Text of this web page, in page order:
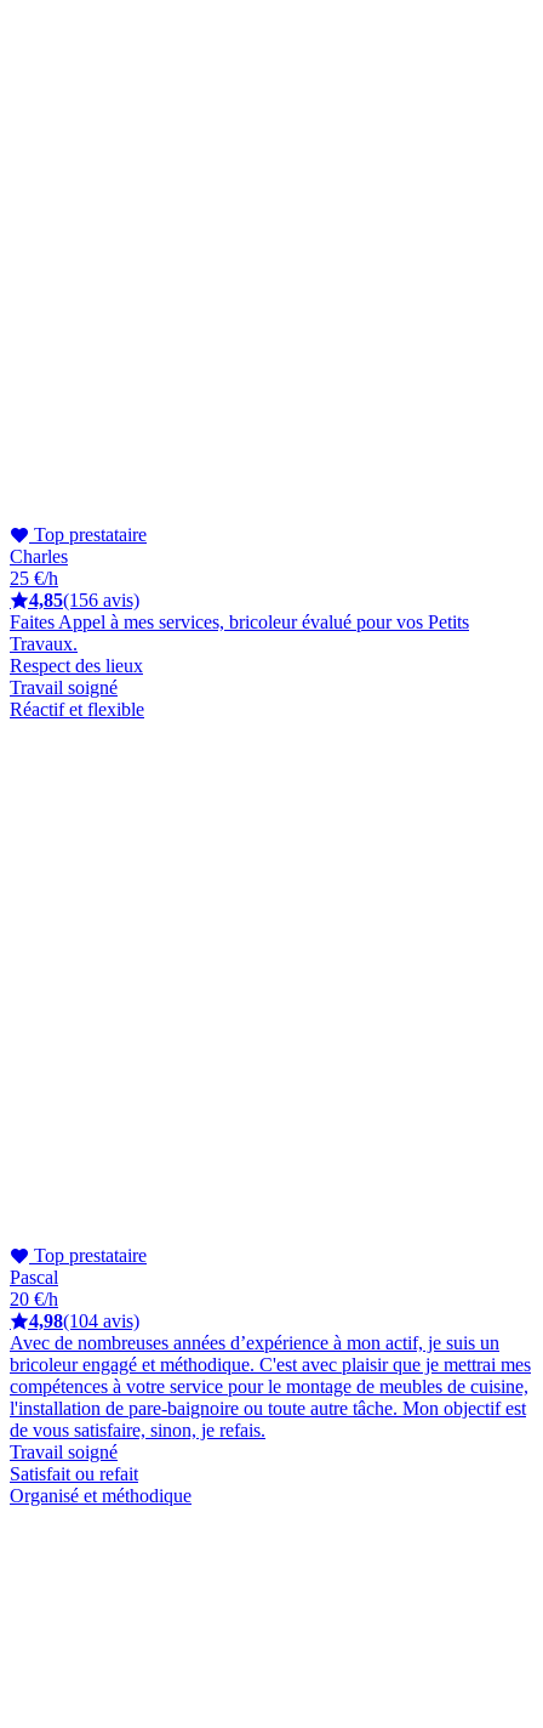
Top prestataire
Charles
25 €/h
4,85(156 avis)
Faites Appel à mes services, bricoleur évalué pour vos Petits
Travaux.
Respect des lieux
Travail soigné
Réactif et flexible
Top prestataire
Pascal
20 €/h
4,98(104 avis)
Avec de nombreuses années d’expérience à mon actif, je suis un
bricoleur engagé et méthodique. C'est avec plaisir que je mettrai mes
compétences à votre service pour le montage de meubles de cuisine,
l'installation de pare-baignoire ou toute autre tâche. Mon objectif est
de vous satisfaire, sinon, je refais.
Travail soigné
Satisfait ou refait
Organisé et méthodique